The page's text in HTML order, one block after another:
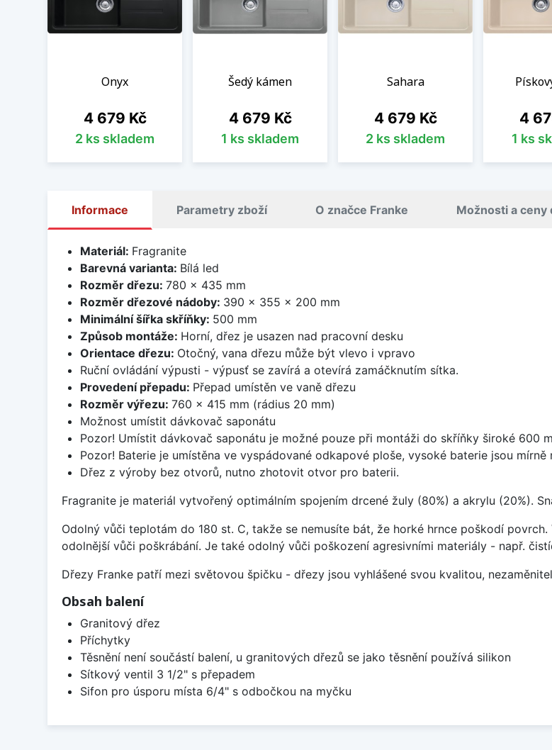
Onyx
Cena
4 679 Kč
2 ks skladem
Šedý kámen
Cena
4 679 Kč
1 ks skladem
Sahara
Cena
4 679 Kč
2 ks skladem
Cena
4
1 ks
Informace Parametry zboží O značce Franke Možnosti a ceny
Materiál: Fragranite
Barevná varianta: Bílá led
Rozměr dřezu: 780 x 435 mm
Rozměr dřezové nádoby: 390 x 355 x 200 mm
Minimální šířka skříňky: 500 mm
Způsob montáže: Horní, dřez je usazen nad pracovní desku
Orientace dřezu: Otočný, vana dřezu může být vlevo i vpravo
Ruční ovládání výpusti - výpusť se zavírá a otevírá zamáčknutím sítka.
Provedení přepadu: Přepad umístěn ve vaně dřezu
Rozměr výřezu: 760 x 415 mm (rádius 20 mm)
Možnost umístit dávkovač saponátu
Pozor! Umístit dávkovač saponátu je možné pouze při montáži do skříňky široké 600
Pozor! Baterie je umístěna ve vyspádované odkapové ploše, vysoké baterie jsou mírně
Dřez z výroby bez otvorů, nutno zhotovit otvor pro baterii.
Fragranite je materiál vytvořený optimálním spojením drcené žuly (80%) a akrylu (20%).
Odolný vůči teplotám do 180 st. C, takže se nemusíte bát, že horké hrnce poškodí
odolnější vůči poškrábání. Je také odolný vůči poškození agresivními materiály - např.
Dřezy Franke patří mezi světovou špičku - dřezy jsou vyhlášené svou kvalitou,
Obsah balení
Granitový dřez
Příchytky
Těsnění není součástí balení, u granitových dřezů se jako těsnění používá silikon
Sítkový ventil 3 1/2" s přepadem
Sifon pro úsporu místa 6/4" s odbočkou na myčku